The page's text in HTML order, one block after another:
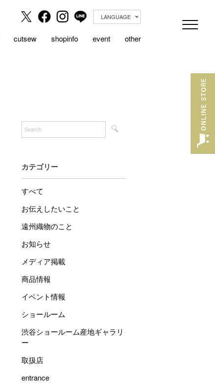
LANGUAGE
cutsew shopinfo event other
カテゴリー
すべて
お伝えしたいこと
遠州織物のこと
お知らせ
メディア掲載
商品情報
イベント情報
ショールーム
渋谷ショールーム産地ギャラリ
ー
取扱店
entrance